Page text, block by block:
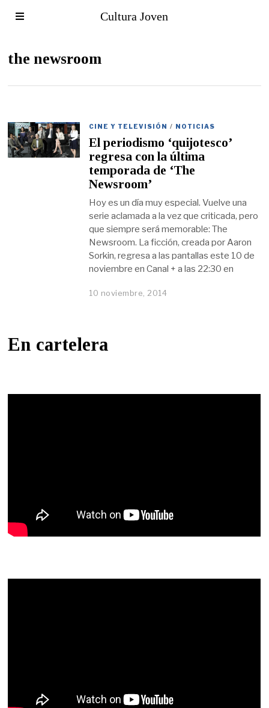
Cultura Joven
the newsroom
CINE Y TELEVISIÓN / NOTICIAS
El periodismo ‘quijotesco’
regresa con la última
temporada de ‘The
Newsroom’
Hoy es un día muy especial. Vuelve una
serie aclamada a la vez que criticada, pero
que siempre será memorable: The
Newsroom. La ficción, creada por Aaron
Sorkin, regresa a las pantallas este 10 de
noviembre en Canal + a las 22:30 en
10 noviembre, 2014
En cartelera